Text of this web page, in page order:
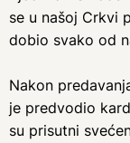
se u našoj Crkvi
dobio svako od
Nakon
je predvodio
su prisutni